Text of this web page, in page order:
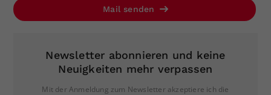
Mail senden
Newsletter abonnieren und keine
Neuigkeiten mehr verpassen
Mit der Anmeldung zum Newsletter akzeptiere ich die